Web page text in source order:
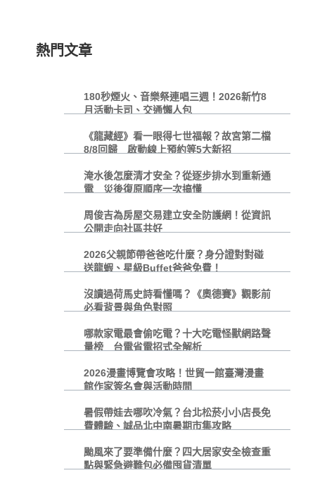
熱門文章
180秒煙火、音樂祭連唱三週！2026新竹8
月活動卡司、交通懶人包
《龍藏經》看一眼得七世福報？故宮第二檔
8/8回歸 啟動線上預約等5大新招
淹水後怎麼清才安全？從逐步排水到重新通
電 災後復原順序一次搞懂
周俊吉為房屋交易建立安全防護網！從資訊
公開走向社區共好
2026父親節帶爸爸吃什麼？身分證對對碰
送龍蝦、星級Buffet爸爸免費！
沒讀過荷馬史詩看懂嗎？《奧德賽》觀影前
必看背景與角色對照
哪款家電最會偷吃電？十大吃電怪獸網路聲
量榜 台電省電招式全解析
2026漫畫博覽會攻略！世貿一館臺灣漫畫
館作家簽名會與活動時間
暑假帶娃去哪吹冷氣？台北松菸小小店長免
費體驗、誠品北中南暑期市集攻略
颱風來了要準備什麼？四大居家安全檢查重
點與緊急避難包必備囤貨清單